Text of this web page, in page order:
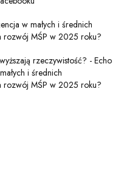
w małych i średnich
rozwój MŚP w 2025 roku?
rzeczywistość? - Echo
i średnich
rozwój MŚP w 2025 roku?